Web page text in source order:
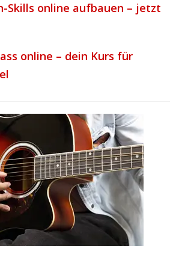
Skills online aufbauen – jetzt
online – dein Kurs für